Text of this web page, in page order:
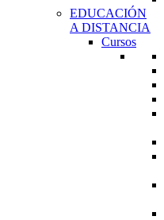
EDUCACIÓN
A DISTANCIA
Cursos